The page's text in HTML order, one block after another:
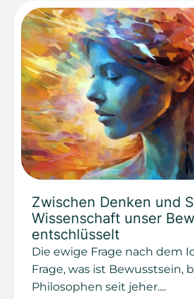
Zwischen Denken und
Wissenschaft unser
entschlüsselt
Die ewige Frage nach dem
Frage, was ist Bewusstsein,
Philosophen seit jeher....